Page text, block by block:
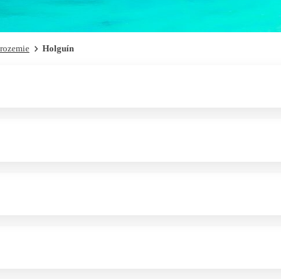
Holguín